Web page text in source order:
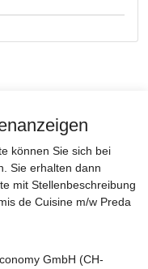
können Sie sich bei
Sie erhalten dann
mit Stellenbeschreibung
de Cuisine m/w Preda
GmbH (CH-